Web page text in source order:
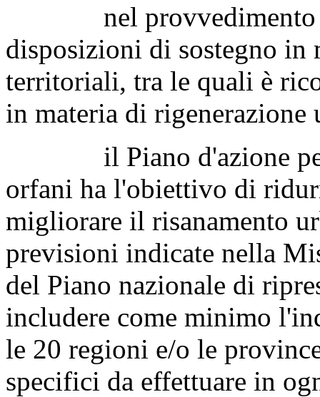
nel provvedimento un
disposizioni di sostegno in
territoriali, tra le quali è
in materia di rigenerazione
il Piano d'azione per
orfani ha l'obiettivo di
migliorare il risanamento
previsioni indicate nella
del Piano nazionale di
includere come minimo
le 20 regioni e/o le
specifici da effettuare in